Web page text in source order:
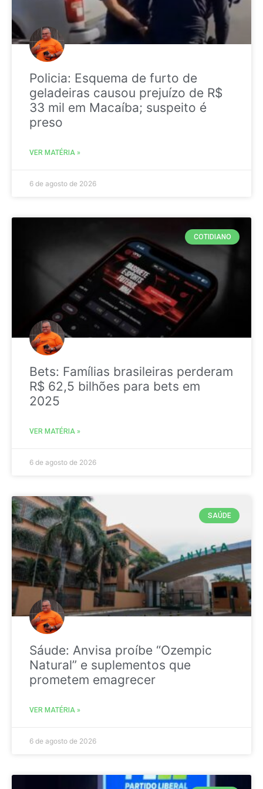
Policia: Esquema de furto de
geladeiras causou prejuízo de R$
33 mil em Macaíba; suspeito é
preso
VER MATÉRIA »
6 de agosto de 2026
COTIDIANO
Bets: Famílias brasileiras perderam
R$ 62,5 bilhões para bets em
2025
VER MATÉRIA »
6 de agosto de 2026
SAÚDE
Sáude: Anvisa proíbe “Ozempic
Natural” e suplementos que
prometem emagrecer
VER MATÉRIA »
6 de agosto de 2026